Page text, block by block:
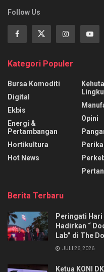
Follow Us
Kategori Populer
Bursa Komoditi
Digital
Ekbis
Energi &
Pertambangan
Hortikultura
Hot News
Opini
Berita Terbaru
Peringati
Hadirkan “
Lab” di The
JULI 26, 2026
Ketua KONI